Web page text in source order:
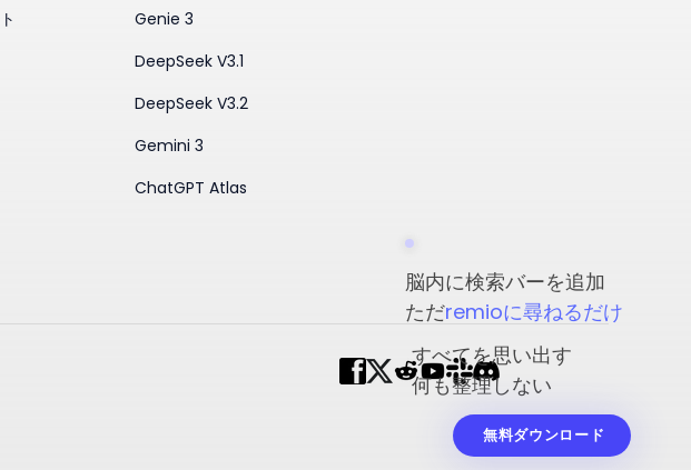
Genie 3
DeepSeek V3.1
DeepSeek V3.2
Gemini 3
ChatGPT Atlas
脳内に検索バーを追加
ただremioに尋ねるだけ
すべてを思い出す
何も整理しない
無料ダウンロード